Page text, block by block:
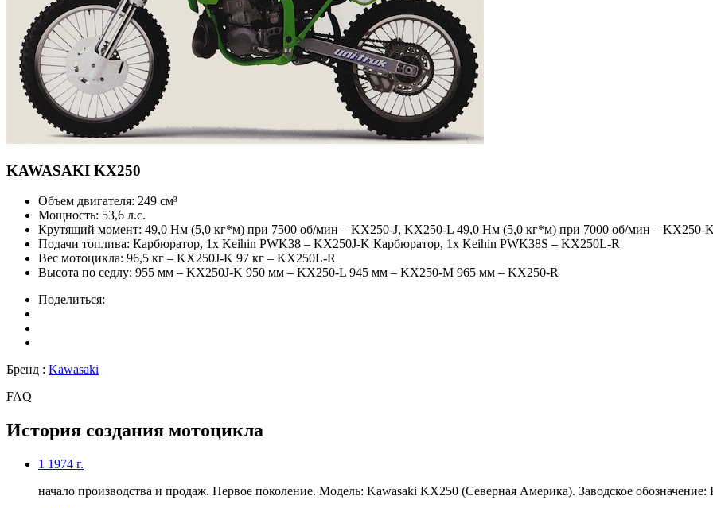
KAWASAKI KX250
Объем двигателя: 249 см³
Мощность: 53,6 л.с.
Крутящий момент: 49,0 Нм (5,0 кг*м) при 7500 об/мин – KX250-J, KX250-L 49,0 Нм (5,0 кг*м) при 7000 об/мин – KX250-K
Подачи топлива: Карбюратор, 1x Keihin PWK38 – KX250J-K Карбюратор, 1x Keihin PWK38S – KX250L-R
Вес мотоцикла: 96,5 кг – KX250J-K 97 кг – KX250L-R
Высота по седлу: 955 мм – KX250J-K 950 мм – KX250-L 945 мм – KX250-M 965 мм – KX250-R
Поделиться:
Бренд : Kawasaki
FAQ
История создания мотоцикла
1 1974 г.
начало производства и продаж. Первое поколение. Модель: Kawasaki KX250 (Северная Америка). Заводское